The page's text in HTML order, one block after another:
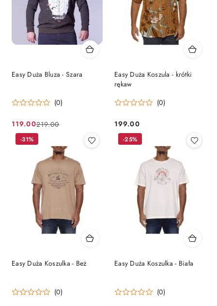
Easy Duża Bluza - Szara
(0)
Cena
promocyjna:
119.00
Cena
przed
219.00
Easy Duża Koszula - krótki
rękaw
(0)
Cena:
199.00
Easy Duża Koszulka - Beż
(0)
-31%
Easy Duża Koszulka - Biała
(0)
-25%